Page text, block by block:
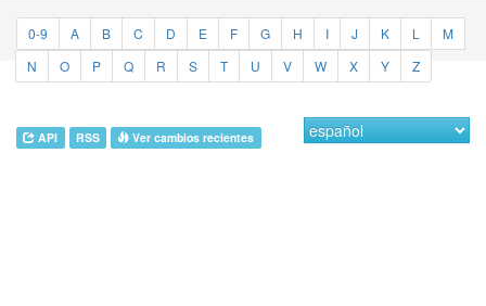
0-9 A B C D E F G H I J K L
M
N
O P Q R S T U V W X Y Z
API RSS Ver cambios recientes